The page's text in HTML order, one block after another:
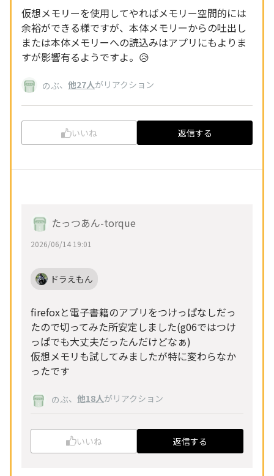
仮想メモリーを使用してやればメモリー空間的には
余裕ができる様ですが、本体メモリーからの吐出し
または本体メモリーへの読込みはアプリにもよりま
すが影響有るようですよ。😥
のぶ、 他27人がリアクション
いいね 返信する
たっつあん-torque
2026/06/14 19:01
ドラえもん
firefoxと電子書籍のアプリをつけっぱなしだっ
たので切ってみた所安定しました(g06ではつけ
っぱでも大丈夫だったんだけどなぁ)
仮想メモリも試してみましたが特に変わらなか
ったです
のぶ、 他18人がリアクション
いいね 返信する